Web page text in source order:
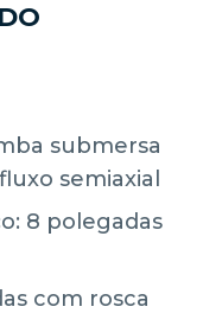
submersa
semiaxial
8 polegadas
com rosca